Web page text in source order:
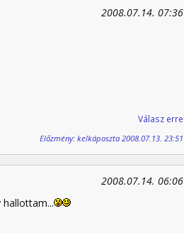
2008.07.14. 07:36
Válasz erre
Előzmény: kelkáposzta 2008.07.13. 23:51
2008.07.14. 06:06